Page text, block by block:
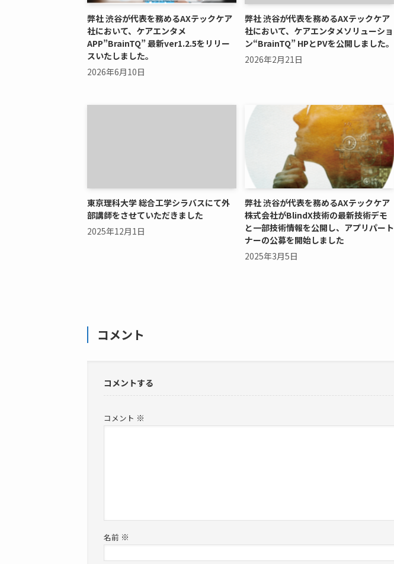
弊社 渋谷が代表を務めるAXテックケア
社において、ケアエンタメ
APP”BrainTQ” 最新ver1.2.5をリリー
スいたしました。
2026年6月10日
弊社 渋谷が代表を務めるAXテックケア
社において、ケアエンタメソリューショ
ン“BrainTQ” HPとPVを公開しました。
2026年2月21日
東京理科大学 総合工学シラバスにて外
部講師をさせていただきました
2025年12月1日
弊社 渋谷が代表を務めるAXテックケア
株式会社がBlindX技術の最新技術デモ
と一部技術情報を公開し、アプリパート
ナーの公募を開始しました
2025年3月5日
コメント
コメントする
コメント ※
名前 ※